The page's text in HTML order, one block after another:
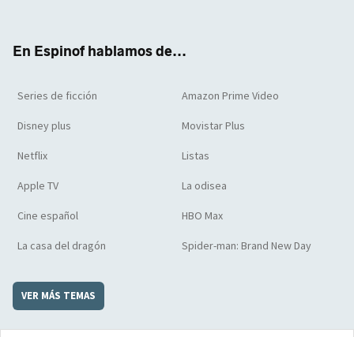
En Espinof hablamos de...
Series de ficción Amazon Prime Video
Disney plus Movistar Plus
Netflix Listas
Apple TV La odisea
Cine español HBO Max
La casa del dragón Spider-man: Brand New Day
VER MÁS TEMAS